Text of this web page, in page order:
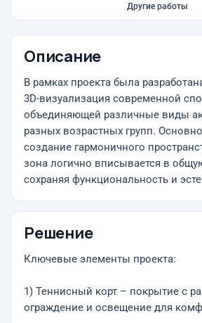
Другие работы
Описание
В рамках проекта была
3D-визуализация современной
объединяющей различные виды
разных возрастных групп.
создание гармоничного
зона логично вписывается в
сохраняя функциональность и
Решение
Ключевые элементы проекта:
1) Теннисный корт – покрытие с
ограждение и освещение для